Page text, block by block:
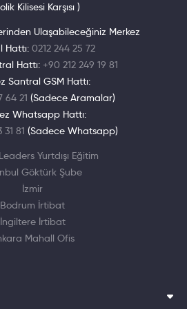
Kilisesi Karşısı )
Ulaşabileceğiniz Merkez
Hattı: 0212 244 25 72
Hattı: +90 212 249 19 81
Santral GSM Hattı:
64 21 (Sadece Aramalar)
Whatsapp Hattı:
81 (Sadece Whatsapp)
Yurtdışı Eğitim
Göktürk Şube
İzmir
Bodrum İrtibat
İngiltere İrtibat
Mahall Ofis